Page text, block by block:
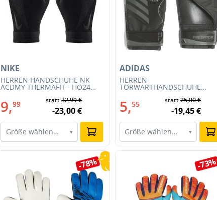
HERREN HANDSCHUHE NK
ACDMY THERMAFIT - HO24
NIKE
9,99 statt32,99 €
-23,00 €
Größe wählen… ▾
HERREN
TORWARTHANDSCHUHE
(IW6280)
ADIDAS
5,55 statt25,00 €
-19,45 €
Größe wählen… ▾
-78% -73%